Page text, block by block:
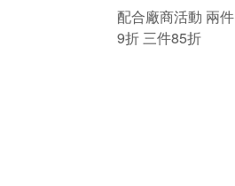
配合廠商活動 兩件
9折 三件85折